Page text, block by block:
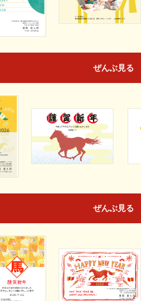
ぜんぶ見る
ぜんぶ見る